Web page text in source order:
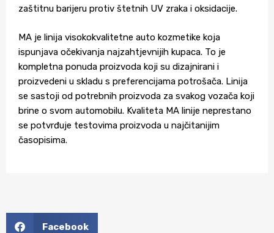
zaštitnu barijeru protiv štetnih UV zraka i oksidacije.
MA je linija visokokvalitetne auto kozmetike koja
ispunjava očekivanja najzahtjevnijih kupaca. To je
kompletna ponuda proizvoda koji su dizajnirani i
proizvedeni u skladu s preferencijama potrošača. Linija
se sastoji od potrebnih proizvoda za svakog vozača koji
brine o svom automobilu. Kvaliteta MA linije neprestano
se potvrđuje testovima proizvoda u najčitanijim
časopisima.
Facebook